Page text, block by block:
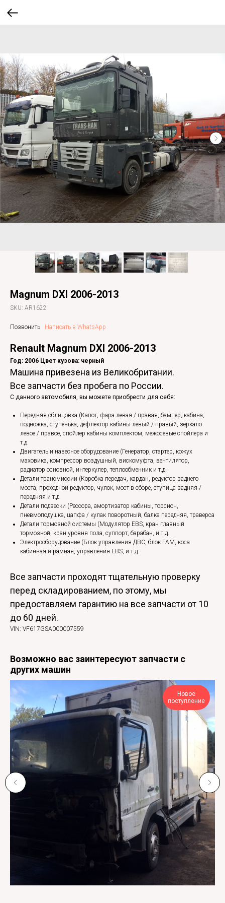
Magnum DXI 2006-2013
SKU: AR1622
Позвонить Написать в WhatsApp
Renault Magnum DXI 2006-2013
Год: 2006 Цвет кузова: черный
Машина привезена из Великобритании.
Все запчасти без пробега по России.
С данного автомобиля, вы можете приобрести для себя:
Передняя облицовка (Капот, фара левая / правая, бампер, кабина,
подножка, ступенька, дефлектор кабины левый / правый, зеркало
левое / правое, спойлер кабины комплектом, межосевые спойлера и
т.д.
Двигатель и навесное оборудование (Генератор, стартер, кожух
маховика, компрессор воздушный, вискомуфта, вентилятор,
радиатор основной, интеркулер, теплообменник и т.д.
Детали трансмиссии (Коробка передач, кардан, редуктор заднего
моста, проходной редуктор, чулок, мост в сборе, ступица задняя /
передняя и т.д.
Детали подвески (Рессора, амортизатор кабины, торсион,
пневмоподушка, цапфа / кулак поворотный, балка передняя, траверса
Детали тормозной системы (Модулятор EBS, кран главный
тормозной, кран уровня пола, суппорт, барабан, и т.д.
Электрооборудование (Блок управления ДВС, блок FAM, коса
кабинная и рамная, управления EBS, и т.д.
Все запчасти проходят тщательную проверку
перед складированием, по этому, мы
предоставляем гарантию на все запчасти от 10
до 60 дней.
VIN: VF617GSA000007559
Возможно вас заинтересуют запчасти с
других машин
Новое
поступление